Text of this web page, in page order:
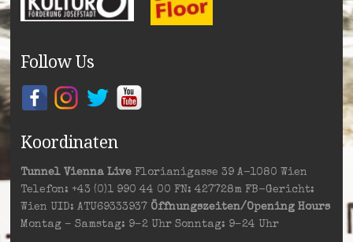
Follow Us
Koordinaten
Tunnel Vienna LiveFlorianigasse 39 A-1080 Wien
Telefon: +43 (0)1 990 44 00 FN: 427728m FB-Gericht:
Wien UID: ATU69333937 Öffnungszeiten/Opening Hours
Montag – Samstag: 9–2 Uhr Sonntag: 9–24 Uhr